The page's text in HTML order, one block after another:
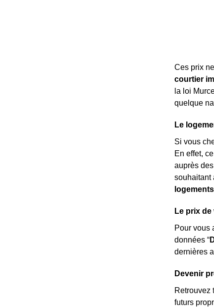
Ces prix
courtier
la loi
quelque
Le
Si vous
En effet,
auprès
souhaitant
logements
Le prix de
Pour vous
données “
dernières
Devenir
Retrouvez
futurs